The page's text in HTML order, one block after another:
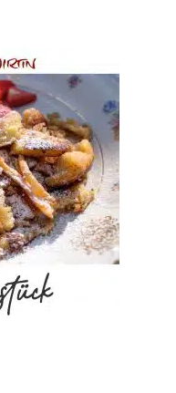
Produktseite
gewählt
werden
Dieses
Produkt